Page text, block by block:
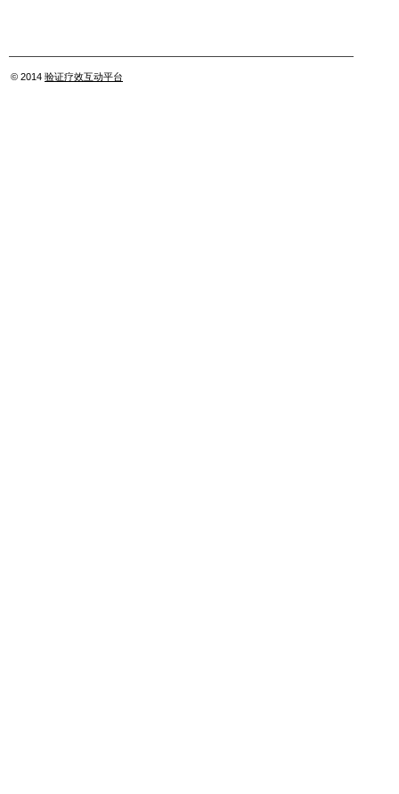
© 2014 验证疗效互动平台